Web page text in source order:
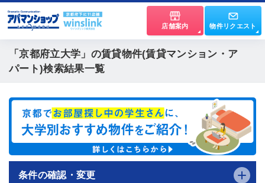
店舗案内 物件リクエスト
「京都府立大学」 の賃貸物件(賃貸マンション・ア
パート)検索結果一覧
条件の確認・変更